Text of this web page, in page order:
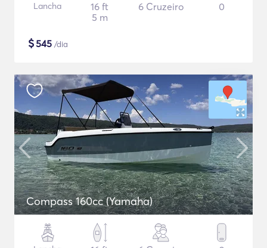
Lancha
16 ft
5 m
6 Cruzeiro 0
$545 /dia
Compass 160cc (Yamaha)